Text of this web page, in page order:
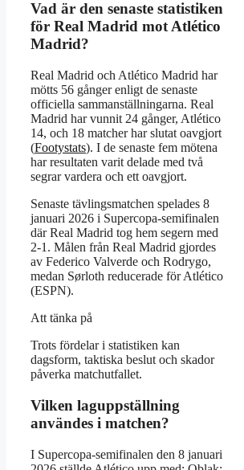
Vad är den senaste statistiken
för Real Madrid mot Atlético
Madrid?
Real Madrid och Atlético Madrid har
mötts 56 gånger enligt de senaste
officiella sammanställningarna. Real
Madrid har vunnit 24 gånger, Atlético
14, och 18 matcher har slutat oavgjort
(Footystats). I de senaste fem mötena
har resultaten varit delade med två
segrar vardera och ett oavgjort.
Senaste tävlingsmatchen spelades 8
januari 2026 i Supercopa-semifinalen
där Real Madrid tog hem segern med
2-1. Målen från Real Madrid gjordes
av Federico Valverde och Rodrygo,
medan Sørloth reducerade för Atlético
(ESPN).
Att tänka på
Trots fördelar i statistiken kan
dagsform, taktiska beslut och skador
påverka matchutfallet.
Vilken laguppställning
användes i matchen?
I Supercopa-semifinalen den 8 januari